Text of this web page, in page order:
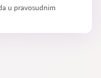
u pravosudnim